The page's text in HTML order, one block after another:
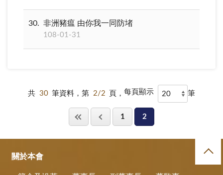
30 非洲豬瘟 由你我一同防堵
108-01-31
共 30 筆資料，第 2/2 頁， 每頁顯示 筆
1 2
關於本會